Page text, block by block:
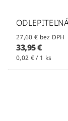
27,60 € bez DPH
33,95 €
0,02 € / 1 ks